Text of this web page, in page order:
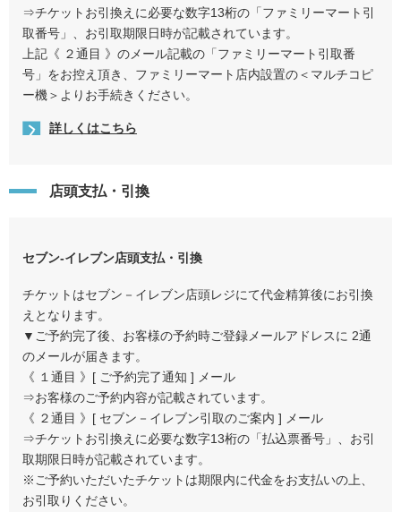
⇒チケットお引換えに必要な数字13桁の「ファミリーマート引
取番号」、お引取期限日時が記載されています。
上記《 ２通目 》のメール記載の「ファミリーマート引取番
号」をお控え頂き、ファミリーマート店内設置の＜マルチコピ
ー機＞よりお手続きください。
詳しくはこちら
店頭支払・引換
セブン-イレブン店頭支払・引換
チケットはセブン－イレブン店頭レジにて代金精算後にお引換
えとなります。
▼ご予約完了後、お客様の予約時ご登録メールアドレスに 2通
のメールが届きます。
《 １通目 》[ ご予約完了通知 ] メール
⇒お客様のご予約内容が記載されています。
《 ２通目 》[ セブン－イレブン引取のご案内 ] メール
⇒チケットお引換えに必要な数字13桁の「払込票番号」、お引
取期限日時が記載されています。
※ご予約いただいたチケットは期限内に代金をお支払いの上、
お引取りください。